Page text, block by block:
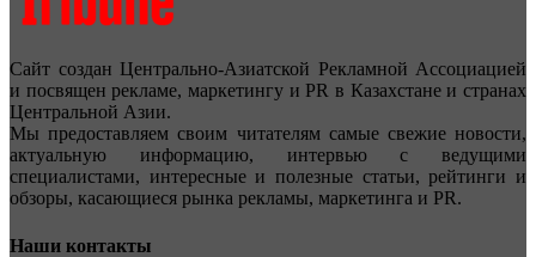
Сайт создан Центрально-Азиатской Рекламной Ассоциацией
и посвящен рекламе, маркетингу и PR в Казахстане и странах
Центральной Азии.
Мы предоставляем своим читателям самые свежие новости,
актуальную информацию, интервью с ведущими
специалистами, интересные и полезные статьи, рейтинги и
обзоры, касающиеся рынка рекламы, маркетинга и PR.
Наши контакты